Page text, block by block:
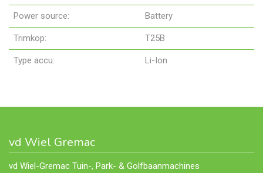
Power source: Battery
Trimkop: T25B
Type accu: Li-Ion
vd Wiel Gremac
vd Wiel-Gremac Tuin-, Park- & Golfbaanmachines